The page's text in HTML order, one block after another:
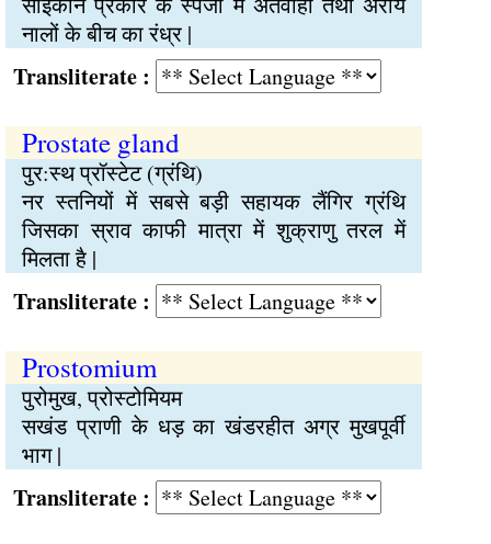
नालों के बीच का रंध्र |
:
Prostate gland
पुर:स्थ प्रॉस्टेट (ग्रंथि)
नर स्तनियों में सबसे बड़ी सहायक लैंगिर ग्रंथि
जिसका स्राव काफी मात्रा में शुक्राणु तरल में
मिलता है |
:
Prostomium
पुरोमुख, प्रोस्टोमियम
सखंड प्राणी के धड़ का खंडरहीत अग्र मुखपूर्वी
भाग |
: